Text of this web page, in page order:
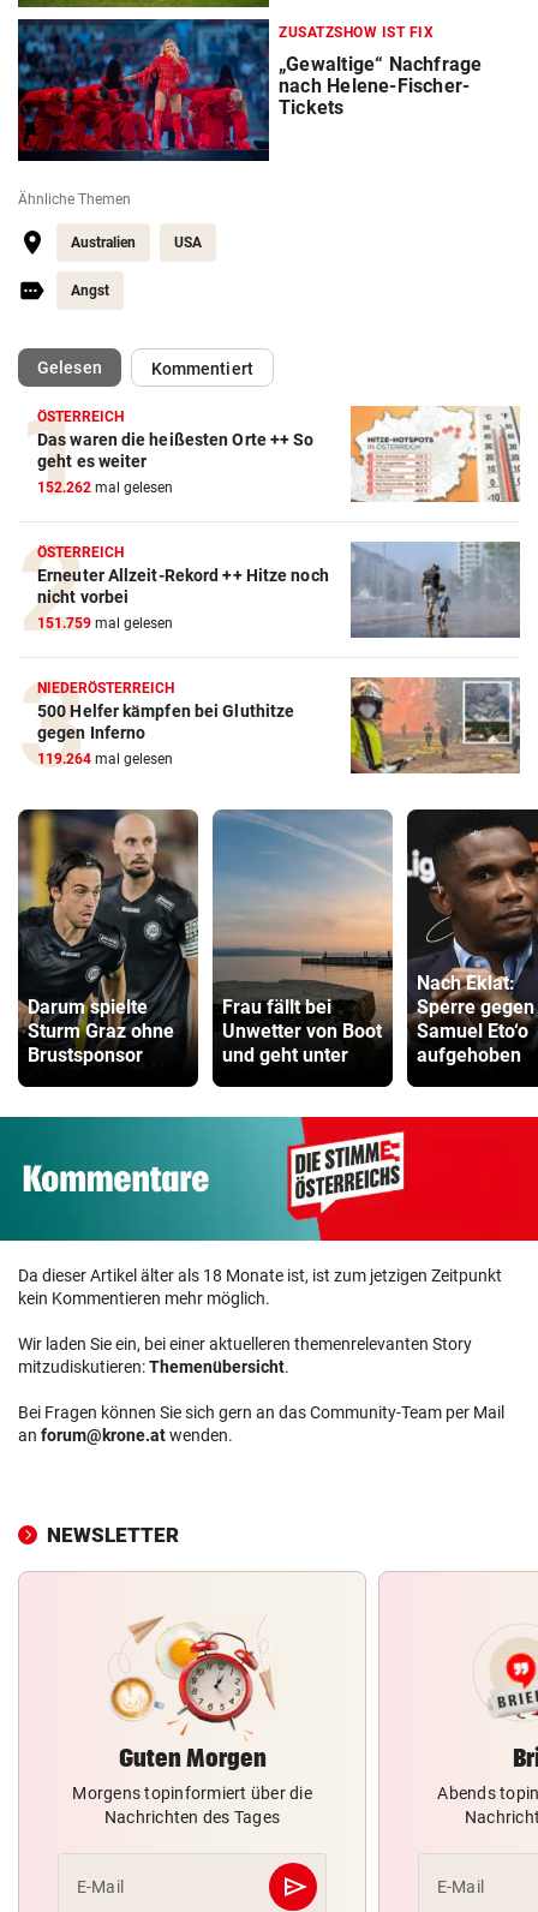
ZUSATZSHOW IST FIX
„Gewaltige“ Nachfrage
nach Helene-Fischer-
Tickets
Ähnliche Themen
Australien USA
Angst
Gelesen(ausgewählt)Kommentiert
ÖSTERREICH
Das waren die heißesten Orte ++ So
geht es weiter
152.262 mal gelesen
ÖSTERREICH
Erneuter Allzeit-Rekord ++ Hitze noch
nicht vorbei
151.759 mal gelesen
NIEDERÖSTERREICH
500 Helfer kämpfen bei Gluthitze
gegen Inferno
119.264 mal gelesen
Darum spielte
Sturm Graz ohne
Brustsponsor
Frau fällt bei
Unwetter von Boot
und geht unter
Nach Eklat:
Sperre gegen
Samuel Eto‘o
aufgehoben
Da dieser Artikel älter als 18 Monate ist, ist zum jetzigen Zeitpunkt
kein Kommentieren mehr möglich.
Wir laden Sie ein, bei einer aktuelleren themenrelevanten Story
mitzudiskutieren:Themenübersicht.
Bei Fragen können Sie sich gern an das Community-Team per Mail
an forum@krone.atwenden.
NEWSLETTER
Guten Morgen
Morgens topinformiert über die
Nachrichten des Tages
E-Mail send
Abschicken
Abends
E-Mail